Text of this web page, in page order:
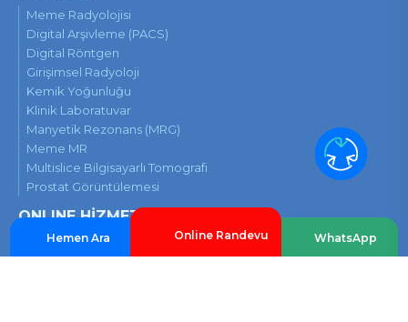
Hemen Ara Online Randevu WhatsApp
Meme Radyolojisi
Digital Arşivleme (PACS)
Digital Röntgen
Girişimsel Radyoloji
Kemik Yoğunluğu
Klinik Laboratuvar
Manyetik Rezonans (MRG)
Meme MR
Multislice Bilgisayarlı Tomografi
Prostat Görüntülemesi
ONLINE HİZMETLER
Online Randevu
Uzmanınıza Sorunuz